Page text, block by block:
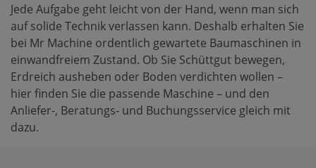
Jede Aufgabe geht leicht von der Hand, wenn man sich
auf solide Technik verlassen kann. Deshalb erhalten Sie
bei Mr Machine ordentlich gewartete Baumaschinen in
einwandfreiem Zustand. Ob Sie Schüttgut bewegen,
Erdreich ausheben oder Boden verdichten wollen –
hier finden Sie die passende Maschine – und den
Anliefer-, Beratungs- und Buchungsservice gleich mit
dazu.